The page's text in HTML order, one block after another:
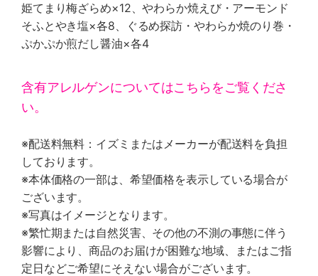
姫てまり梅ざらめ×12、やわらか焼えび・アーモンド
そふとやき塩×各8、ぐるめ探訪・やわらか焼のり巻・
ぷかぷか煎だし醤油×各4
含有アレルゲンについてはこちらをご覧くださ
い。
※配送料無料：イズミまたはメーカーが配送料を負担
しております。
※本体価格の一部は、希望価格を表示している場合が
ございます。
※写真はイメージとなります。
※繁忙期または自然災害、その他の不測の事態に伴う
影響により、商品のお届けが困難な地域、またはご指
定日などご希望にそえない場合がございます。